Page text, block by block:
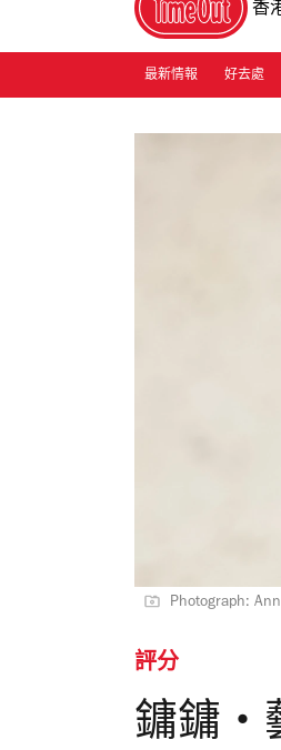
香
最新情報 好去處
Photograph:
評分
鏞鏞・